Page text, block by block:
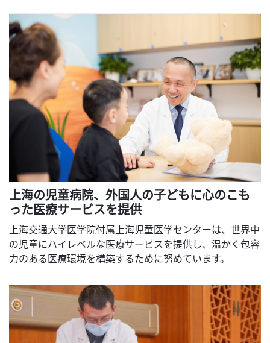
上海の児童病院、外国人の子どもに心のこも
った医療サービスを提供
上海交通大学医学院付属上海児童医学センターは、世界中
の児童にハイレベルな医療サービスを提供し、温かく包容
力のある医療環境を構築するために努めています。